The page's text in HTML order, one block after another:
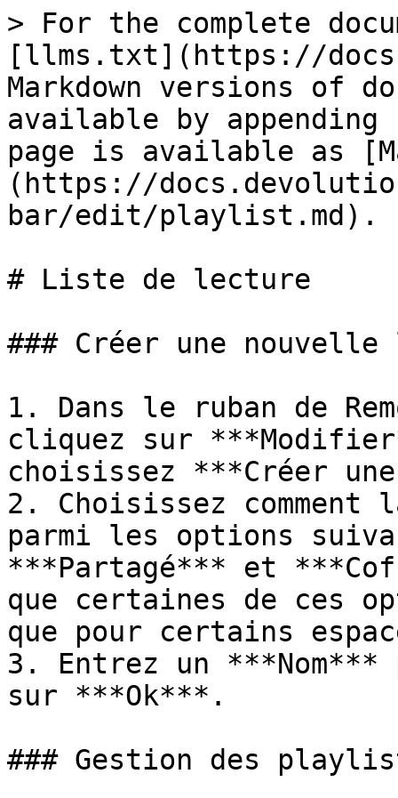
> For the complete
[llms.txt](https://
Markdown versions of
available by
page is available as
(https://
bar/edit/playlist.md).
# Liste de lecture
### Créer une
1. Dans le ruban de
cliquez sur
choisissez ***Créer
2. Choisissez
parmi les options
***Partagé*** et
que certaines de ces
que pour certains
3. Entrez un
sur ***Ok***.
### Gestion des